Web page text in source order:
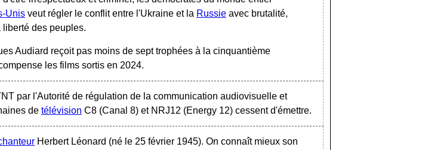
Unis veut régler le conflit entre l'Ukraine et la Russie avec brutalité,
liberté des peuples.
Audiard reçoit pas moins de sept trophées à la cinquantième
les films sortis en 2024.
par l'Autorité de régulation de la communication audiovisuelle et
de télévision C8 (Canal 8) et NRJ12 (Energy 12) cessent d'émettre.
Herbert Léonard (né le 25 février 1945). On connaît mieux son